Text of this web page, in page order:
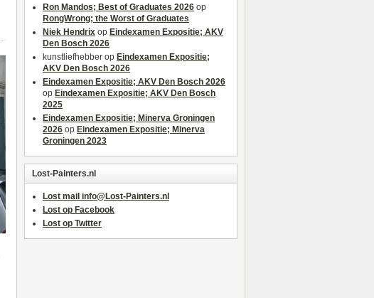
Ron Mandos; Best of Graduates 2026 op
RongWrong; the Worst of Graduates
Niek Hendrix op Eindexamen Expositie; AKV
Den Bosch 2026
kunstliefhebber op Eindexamen Expositie;
AKV Den Bosch 2026
Eindexamen Expositie; AKV Den Bosch 2026
op Eindexamen Expositie; AKV Den Bosch
2025
Eindexamen Expositie; Minerva Groningen
2026 op Eindexamen Expositie; Minerva
Groningen 2023
Lost-Painters.nl
Lost mail info@Lost-Painters.nl
Lost op Facebook
Lost op Twitter